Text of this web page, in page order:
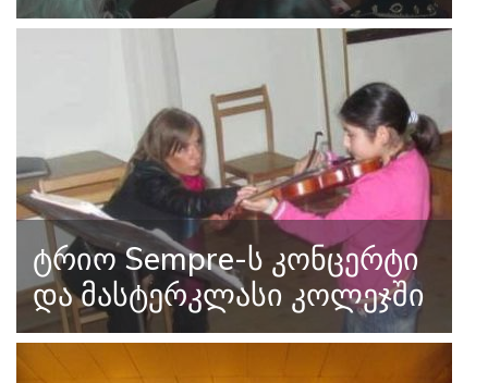
ტრიო Sempre-ს კონცერტი
და მასტერკლასი კოლეჯში